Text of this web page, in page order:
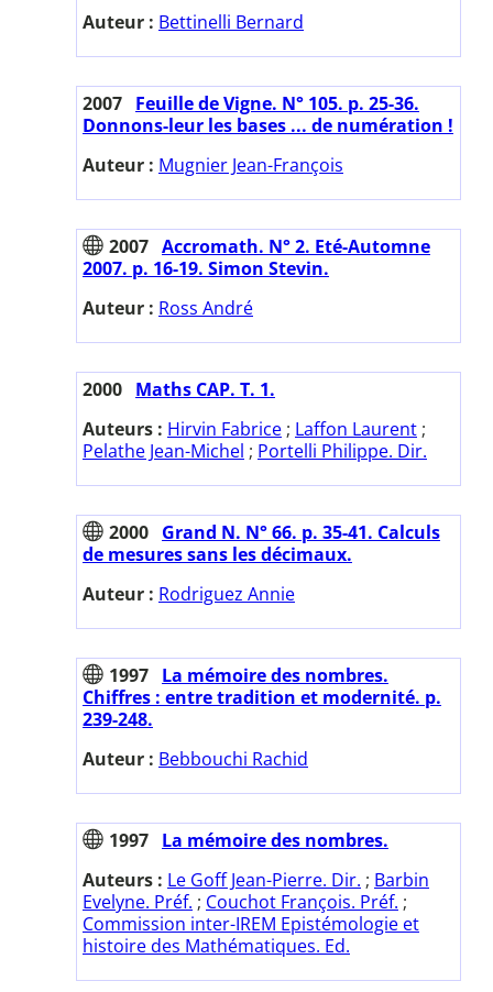
Auteur : Bettinelli Bernard
2007 Feuille de Vigne. N° 105. p. 25-36.
Donnons-leur les bases ... de numération !
Auteur : Mugnier Jean-François
2007 Accromath. N° 2. Eté-Automne
2007. p. 16-19. Simon Stevin.
Auteur : Ross André
2000 Maths CAP. T. 1.
Auteurs : Hirvin Fabrice ; Laffon Laurent ;
Pelathe Jean-Michel ; Portelli Philippe. Dir.
2000 Grand N. N° 66. p. 35-41. Calculs
de mesures sans les décimaux.
Auteur : Rodriguez Annie
1997 La mémoire des nombres.
Chiffres : entre tradition et modernité. p.
239-248.
Auteur : Bebbouchi Rachid
1997 La mémoire des nombres.
Auteurs : Le Goff Jean-Pierre. Dir. ; Barbin
Evelyne. Préf. ; Couchot François. Préf. ;
Commission inter-IREM Epistémologie et
histoire des Mathématiques. Ed.